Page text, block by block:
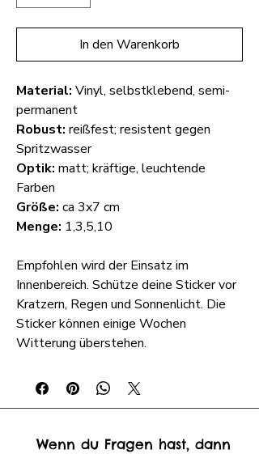
In den Warenkorb
Material: Vinyl, selbstklebend, semi-
permanent
Robust: reißfest; resistent gegen
Spritzwasser
Optik: matt; kräftige, leuchtende
Farben
Größe: ca 3x7 cm
Menge: 1,3,5,10
Empfohlen wird der Einsatz im
Innenbereich. Schütze deine Sticker vor
Kratzern, Regen und Sonnenlicht. Die
Sticker können einige Wochen
Witterung überstehen.
Wenn du Fragen hast, dann